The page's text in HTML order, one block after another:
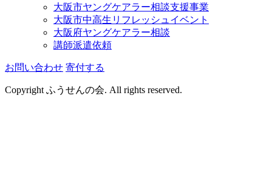
大阪市ヤングケアラー相談支援事業
大阪市中高生リフレッシュイベント
大阪府ヤングケアラー相談
講師派遣依頼
お問い合わせ 寄付する
Copyright ふうせんの会. All rights reserved.